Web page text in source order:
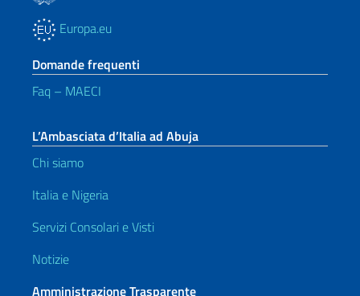
Europa.eu
Domande frequenti
Faq – MAECI
L’Ambasciata d’Italia ad Abuja
Chi siamo
Italia e Nigeria
Servizi Consolari e Visti
Notizie
Amministrazione Trasparente